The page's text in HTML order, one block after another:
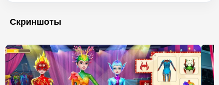
Скриншоты